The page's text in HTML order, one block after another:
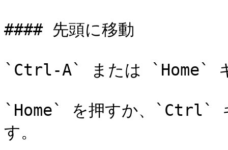
#### 先頭に移動
`Ctrl-A` または `Home` キ
`Home` を押すか、`Ctrl`
す。